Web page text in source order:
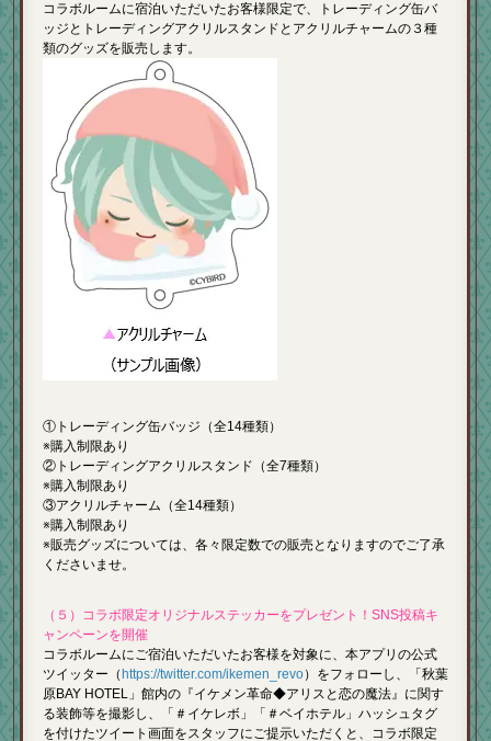
コラボルームに宿泊いただいたお客様限定で、トレーディング缶バ
ッジとトレーディングアクリルスタンドとアクリルチャームの３種
類のグッズを販売します。
①トレーディング缶バッジ（全14種類）
※購入制限あり
②トレーディングアクリルスタンド（全7種類）
※購入制限あり
③アクリルチャーム（全14種類）
※購入制限あり
※販売グッズについては、各々限定数での販売となりますのでご了承
くださいませ。
（５）コラボ限定オリジナルステッカーをプレゼント！SNS投稿キ
ャンペーンを開催
コラボルームにご宿泊いただいたお客様を対象に、本アプリの公式
ツイッター（ https://twitter.com/ikemen_revo）をフォローし、「秋葉
原BAY HOTEL」館内の『イケメン革命◆アリスと恋の魔法』に関す
る装飾等を撮影し、「＃イケレボ」「＃ベイホテル」ハッシュタグ
を付けたツイート画面をスタッフにご提示いただくと、コラボ限定